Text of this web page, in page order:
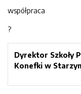
współpraca
?
Dyrektor Szkoły
Konefki w